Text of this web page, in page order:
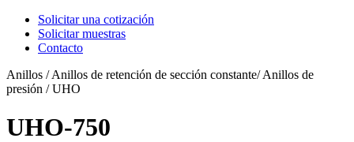
Solicitar una cotización
Solicitar muestras
Contacto
Anillos / Anillos de retención de sección constante/ Anillos de
presión / UHO
UHO-750